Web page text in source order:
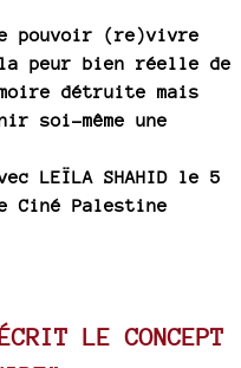
pouvoir (re)vivre
peur bien réelle de
détruite mais
soi-même une
LEÏLA SHAHID le 5
Ciné Palestine
LE CONCEPT